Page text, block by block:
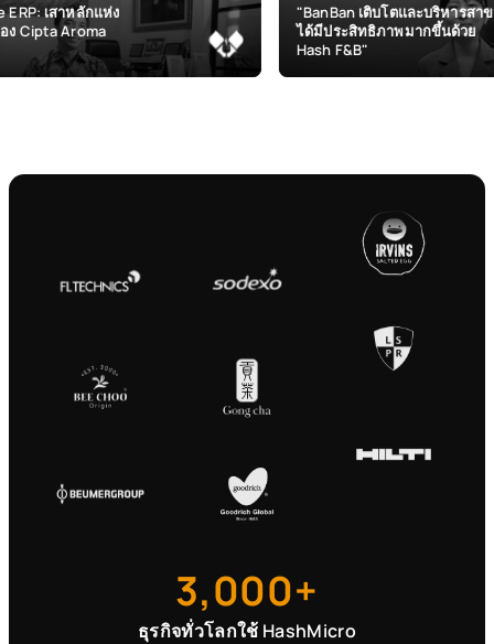
"BanBan เติบโตและบริหารสาขา
ได้มีประสิทธิภาพมากขึ้นด้วย
Hash F&B"
บริหารโค
Hash
3,000+
ธุรกิจทั่วโลกใช้ HashMicro